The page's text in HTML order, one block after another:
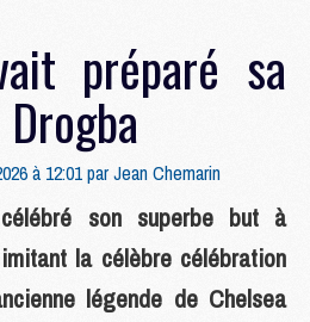
préparé sa
à 12:01 parJean Chemarin
son superbe but à
la célèbre célébration
légende de Chelsea